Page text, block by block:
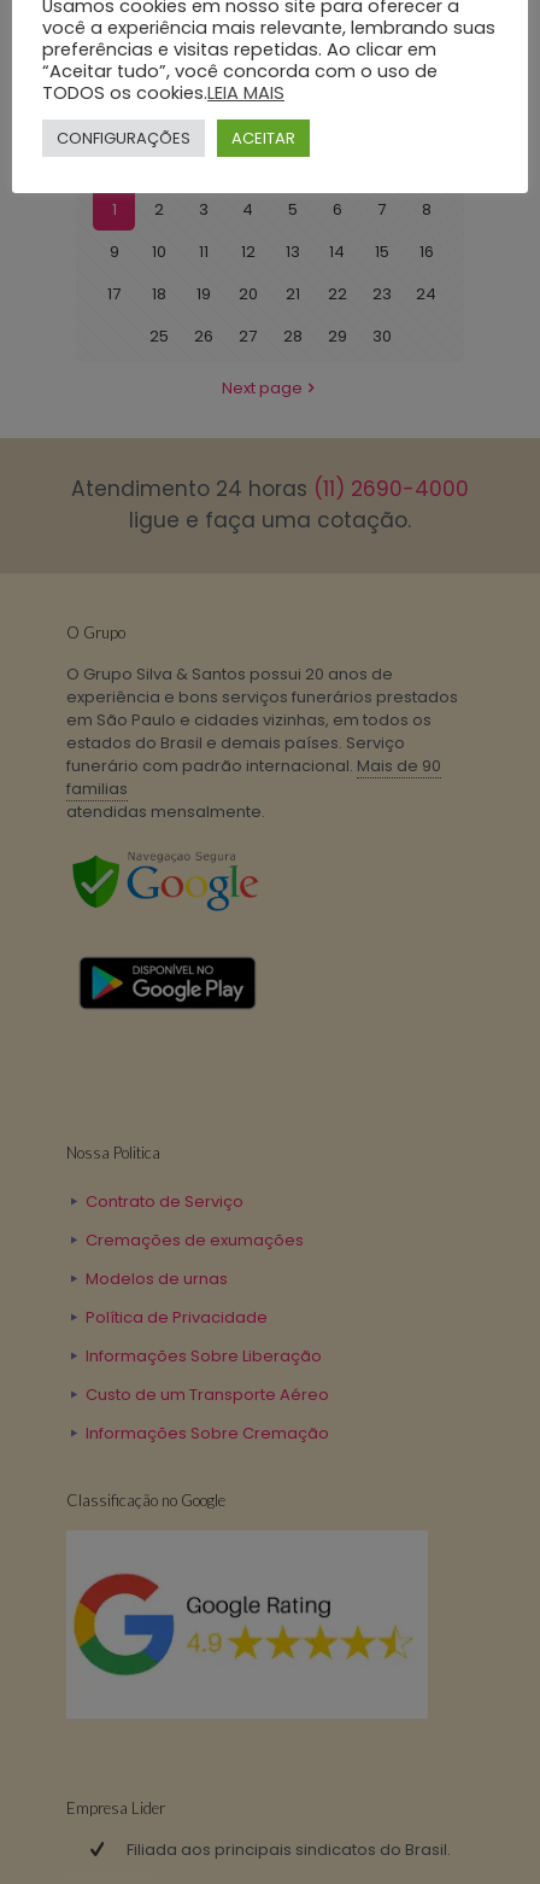
garantindo o traslado digno e respeitoso de entes
queridos falecidos. Nesse contexto,[…]
Dá uma olhada
1 2 3 4 5 6 7
8
9
10 11 12 13 14 15
16
17
18 19 20 21 22 23
24
25
26 27 28 29 30
Next page
Atendimento 24 horas (11) 2690-4000
ligue e faça uma cotação.
O Grupo
O Grupo Silva & Santos possui 20 anos de
experiência e bons serviços funerários prestados
em São Paulo e cidades vizinhas, em todos os
estados do Brasil e demais países. Serviço
funerário com padrão internacional. Mais de 90
familias
atendidas mensalmente.
Nossa Politica
Contrato de Serviço
Cremações de exumações
Modelos de urnas
Política de Privacidade
Informações Sobre Liberação
Custo de um Transporte Aéreo
Informações Sobre Cremação
Classificação no Google
Empresa Lider
Filiada aos principais sindicatos do Brasil.
Usamos cookies em nosso site para oferecer a
você a experiência mais relevante, lembrando suas
preferências e visitas repetidas. Ao clicar em
“Aceitar tudo”, você concorda com o uso de
TODOS os cookies.LEIA MAIS
CONFIGURAÇÕES ACEITAR